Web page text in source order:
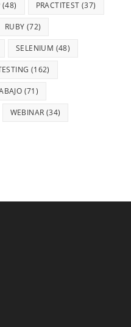
(48) PRACTITEST (37)
RUBY (72)
SELENIUM (48)
(162)
(71)
WEBINAR (34)